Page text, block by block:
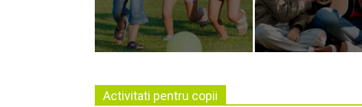
Activitati pentru copii